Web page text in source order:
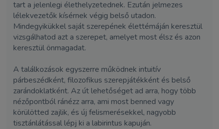
tart a jelenlegi élethelyzetednek. Ezután jelmezes
lélekvezetők kísérnek végig belső utadon.
Mindegyikükkel saját szerepének élettémáján keresztül
vizsgálhatod azt a szerepet, amelyet most élsz és azon
keresztül önmagadat.
A találkozások egyszerre működnek intuitív
párbeszédként, filozofikus szerepjátékként és belső
zarándoklatként. Az út lehetőséget ad arra, hogy több
nézőpontból ránézz arra, ami most benned vagy
körülötted zajlik, és új felismerésekkel, nagyobb
tisztánlátással lépj ki a labirintus kapuján.